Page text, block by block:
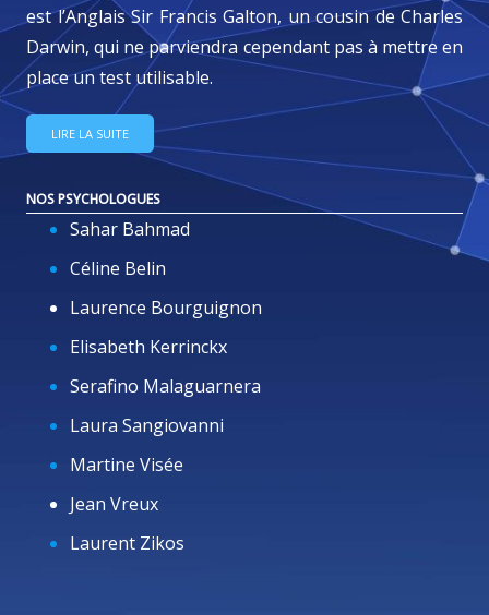
est l’Anglais Sir Francis Galton, un cousin de Charles
Darwin, qui ne parviendra cependant pas à mettre en
place un test utilisable.
LIRE LA SUITE
NOS PSYCHOLOGUES
Sahar Bahmad
Céline Belin
Laurence Bourguignon
Elisabeth Kerrinckx
Serafino Malaguarnera
Laura Sangiovanni
Martine Visée
Jean Vreux
Laurent Zikos